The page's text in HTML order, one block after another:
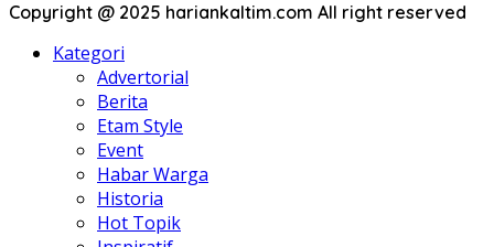
Copyright @ 2025 hariankaltim.com All right reserved
Kategori
Advertorial
Berita
Etam Style
Event
Habar Warga
Historia
Hot Topik